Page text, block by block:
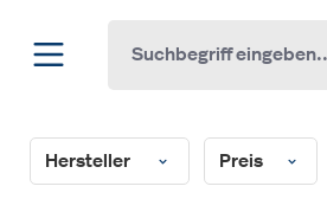
Hersteller Preis